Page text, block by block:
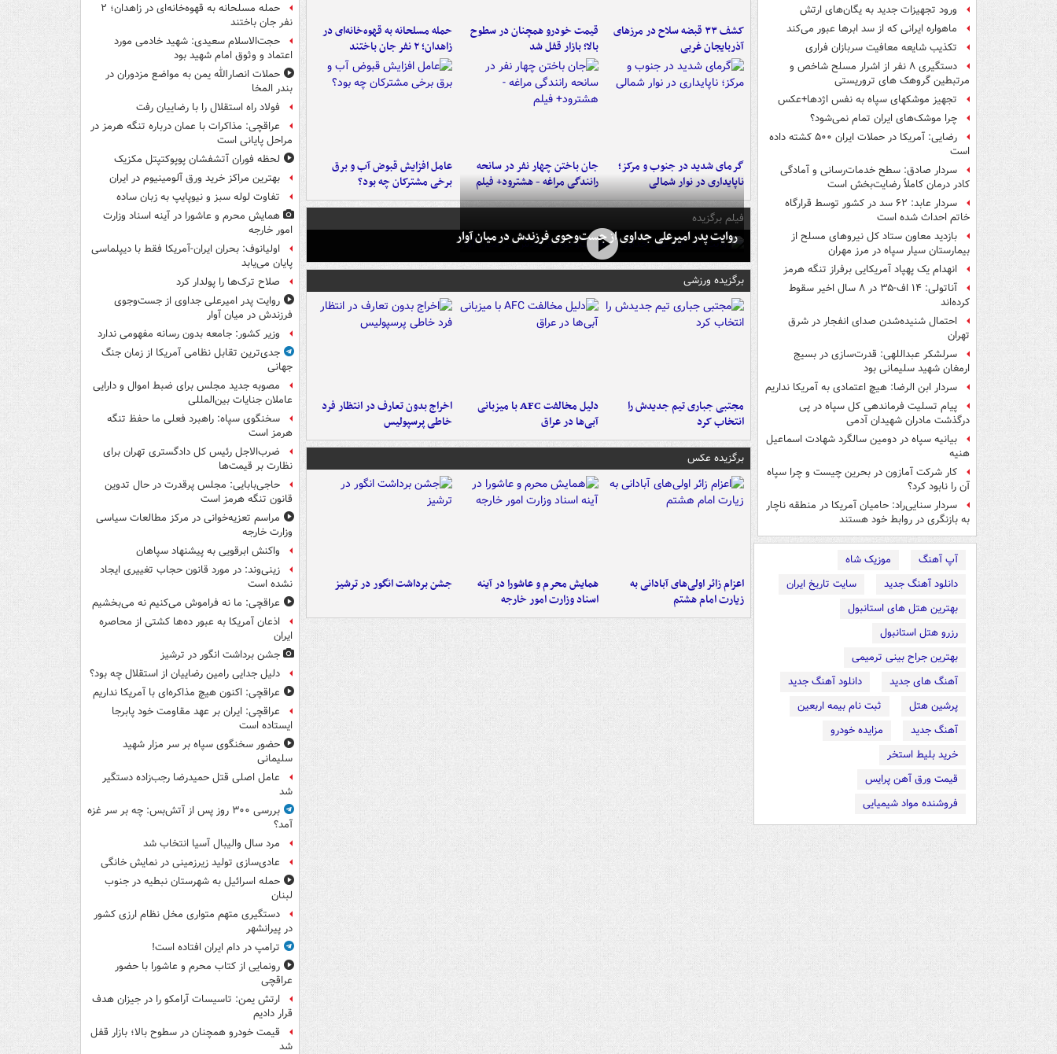
ورود تجهیزات جدید به یگان‌های ارتش
ماهواره ایرانی که از سد ابرها عبور می‌کند
تکذیب شایعه معافیت سربازان فراری
دستگیری ۸ نفر از اشرار مسلح شاخص و
مرتبطین گروهک های تروریستی
تجهیز موشکهای سپاه به نفس اژدها+عکس
چرا موشک‌های ایران تمام نمی‌شود؟
رضایی: آمریکا در حملات ایران ۵۰۰ کشته داده
است
سردار صادق: سطح خدمات‌رسانی و آمادگی
کادر درمان کاملاً رضایت‌بخش است
سردار عابد: ۶۲ سد در کشور توسط قرارگاه
خاتم احداث شده است
بازدید معاون ستاد کل نیروهای مسلح از
بیمارستان سیار سپاه در مرز مهران
انهدام یک پهپاد آمریکایی برفراز تنگه هرمز
آناتولی: ۱۴ اف-۳۵ در ۸ سال اخیر سقوط
کرده‌اند
احتمال شنیده‌شدن صدای انفجار در شرق
تهران
سرلشکر عبداللهی: قدرت‌سازی در بسیج
ارمغان شهید سلیمانی بود
سردار ابن الرضا: هیچ اعتمادی به آمریکا نداریم
پیام تسلیت فرماندهی کل سپاه در پی
درگذشت مادران شهیدان آدمی
بیانیه سپاه در دومین سالگرد شهادت اسماعیل
هنیه
کار شرکت آمازون در بحرین چیست و چرا سپاه
آن را نابود کرد؟
سردار سنایی‌راد: حامیان آمریکا در منطقه ناچار
به بازنگری در روابط خود هستند
آپ آهنگ
موزیک شاه
دانلود آهنگ جدید
سایت تاریخ ایران
بهترین هتل های استانبول
رزرو هتل استانبول
بهترین جراح بینی ترمیمی
آهنگ های جدید
دانلود آهنگ جدید
پرشین هتل
ثبت نام بیمه اربعین
آهنگ جدید
مزایده خودرو
خرید بلیط استخر
قیمت ورق آهن پرایس
فروشنده مواد شیمیایی
کشف ۳۳ قبضه سلاح در مرزهای
آذربایجان غربی
قیمت خودرو همچنان در سطوح
بالا؛ بازار قفل شد
حمله مسلحانه به قهوه‌خانه‌ای در
زاهدان؛ ۲ نفر جان باختند
گرمای شدید در جنوب و مرکز؛
ناپایداری در نوار شمالی
جان باختن چهار نفر در سانحه
رانندگی مراغه - هشترود+ فیلم
عامل افزایش قبوض آب و برق
برخی مشترکان چه بود؟
فیلم برگزیده
روایت پدر امیرعلی جداوی از جست‌وجوی فرزندش در میان آوار
برگزیده ورزشی
مجتبی جباری تیم جدیدش را
انتخاب کرد
دلیل مخالفت AFC با میزبانی
آبی‌ها در عراق
اخراج بدون تعارف در انتظار فرد
خاطی پرسپولیس
برگزیده عکس
اعزام زائر اولی‌های آبادانی به
زیارت امام هشتم
همایش محرم و عاشورا در آینه
اسناد وزارت امور خارجه
جشن برداشت انگور در ترشیز
حمله مسلحانه به قهوه‌خانه‌ای در زاهدان؛ ۲
نفر جان باختند
حجت‌الاسلام سعیدی: شهید خادمی مورد
اعتماد و وثوق امام شهید بود
حملات انصارالله یمن به مواضع مزدوران در
بندر المخا
فولاد راه استقلال را با رضاییان رفت
عراقچی: مذاکرات با عمان درباره تنگه هرمز در
مراحل پایانی است
لحظه فوران آتشفشان پوپوکتپتل مکزیک
بهترین مراکز خرید ورق آلومینیوم در ایران
تفاوت لوله سبز و نیوپایپ به زبان ساده
همایش محرم و عاشورا در آینه اسناد وزارت
امور خارجه
اولیانوف: بحران ایران-آمریکا فقط با دیپلماسی
پایان می‌یابد
صلاح ترک‌ها را پولدار کرد
روایت پدر امیرعلی جداوی از جست‌وجوی
فرزندش در میان آوار
وزیر کشور: جامعه بدون رسانه مفهومی ندارد
جدی‌ترین تقابل نظامی آمریکا از زمان جنگ
جهانی
مصوبه جدید مجلس برای ضبط اموال و دارایی
عاملان جنایات بین‌المللی
سخنگوی سپاه: راهبرد فعلی ما حفظ تنگه
هرمز است
ضرب‌الاجل رئیس کل دادگستری تهران برای
نظارت بر قیمت‌ها
حاجی‌بابایی: مجلس پرقدرت در حال تدوین
قانون تنگه هرمز است
مراسم تعزیه‌خوانی در مرکز مطالعات سیاسی
وزارت خارجه
واکنش ابرقویی به پیشنهاد سپاهان
زینی‌وند: در مورد قانون حجاب تغییری ایجاد
نشده است
عراقچی: ما نه فراموش می‌کنیم نه می‌بخشیم
اذعان آمریکا به عبور ده‌ها کشتی از محاصره
ایران
جشن برداشت انگور در ترشیز
دلیل جدایی رامین رضاییان از استقلال چه بود؟
عراقچی: اکنون هیچ مذاکره‌ای با آمریکا نداریم
عراقچی: ایران بر عهد مقاومت خود پابرجا
ایستاده است
حضور سخنگوی سپاه بر سر مزار شهید
سلیمانی
عامل اصلی قتل حمیدرضا رجب‌زاده دستگیر
شد
بررسی ۳۰۰ روز پس از آتش‌بس: چه بر سر غزه
آمد؟
مرد سال والیبال آسیا انتخاب شد
عادی‌سازی تولید زیرزمینی در نمایش خانگی
حمله اسرائیل به شهرستان نبطیه در جنوب
لبنان
دستگیری متهم متواری مخل نظام ارزی کشور
در پیرانشهر
ترامپ در دام ایران افتاده است!
رونمایی از کتاب محرم و عاشورا با حضور
عراقچی
ارتش یمن: تاسیسات آرامکو را در جیزان هدف
قرار دادیم
قیمت خودرو همچنان در سطوح بالا؛ بازار قفل
شد